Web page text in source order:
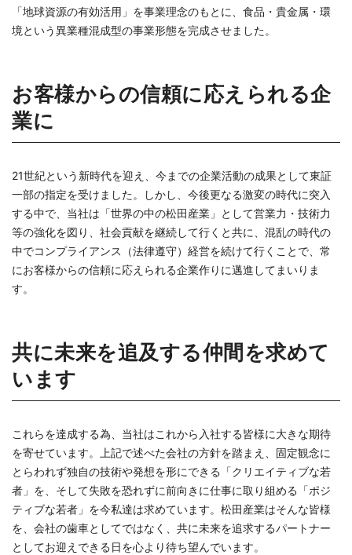
「地球資源の有効活用」を事業理念のもとに、食品・貴金属・環
境という異業種混成型の事業形態を完成させました。
お客様からの信頼に応えられる企
業に
21世紀という新時代を迎え、今までの企業活動の成果として東証
一部の指定を受けました。しかし、今後更なる激変の時代に突入
する中で、当社は「世界の中の松田産業」として営業力・技術力
等の強化を図り、社会貢献を継続して行くと共に、混乱の時代の
中でコンプライアンス（法律遵守）経営を続けて行くことで、常
にお客様からの信頼に応えられる企業作りに邁進してまいりま
す。
共に未来を追及する仲間を求めて
います
これらを達成する為、当社はこれから入社する皆様に大きな期待
を寄せています。上記で述べた会社の方針を踏まえ、固定観念に
とらわれず独自の技術や発想を形にできる「クリエイティブな若
者」を、そして失敗を恐れずに前向きに仕事に取り組める「ポジ
ティブな若者」を今私達は求めています。松田産業はそんな皆様
を、会社の歯車としてではなく、共に未来を追求するパートナー
としてお迎えできる日を心より待ち望んでいます。